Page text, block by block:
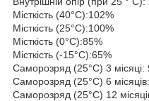
Місткість (40°C):102%
Місткість (25°C):100%
Місткість (0°C):85%
Місткість (-15°C):65%
Саморозряд (25°C) 3 місяці:
Саморозряд (25°C) 6
Саморозряд (25°C) 12